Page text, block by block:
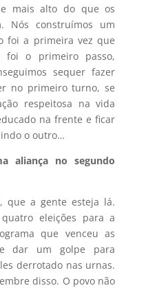
mais alto do que os
Nós construímos um
foi a primeira vez que
foi o primeiro passo,
sequer fazer
no primeiro turno, se
respeitosa na vida
na frente e ficar
o outro…
aliança no segundo
que a gente esteja lá.
eleições para a
que venceu as
dar um golpe para
derrotado nas urnas.
disso. O povo não